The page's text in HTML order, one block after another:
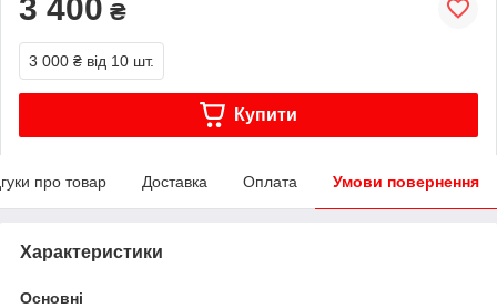
3 400 ₴
3 000 ₴ від 10 шт.
Купити
про товар Доставка Оплата Умови повернення
Характеристики
Основні